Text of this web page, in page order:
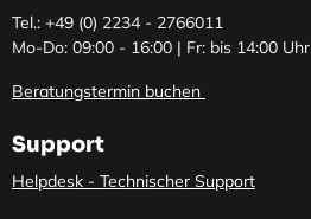
Tel.: +49 (0) 2234 - 2766011
Mo-Do: 09:00 - 16:00 | Fr: bis 14:00 Uhr
Beratungstermin buchen
Support
Helpdesk - Technischer Support